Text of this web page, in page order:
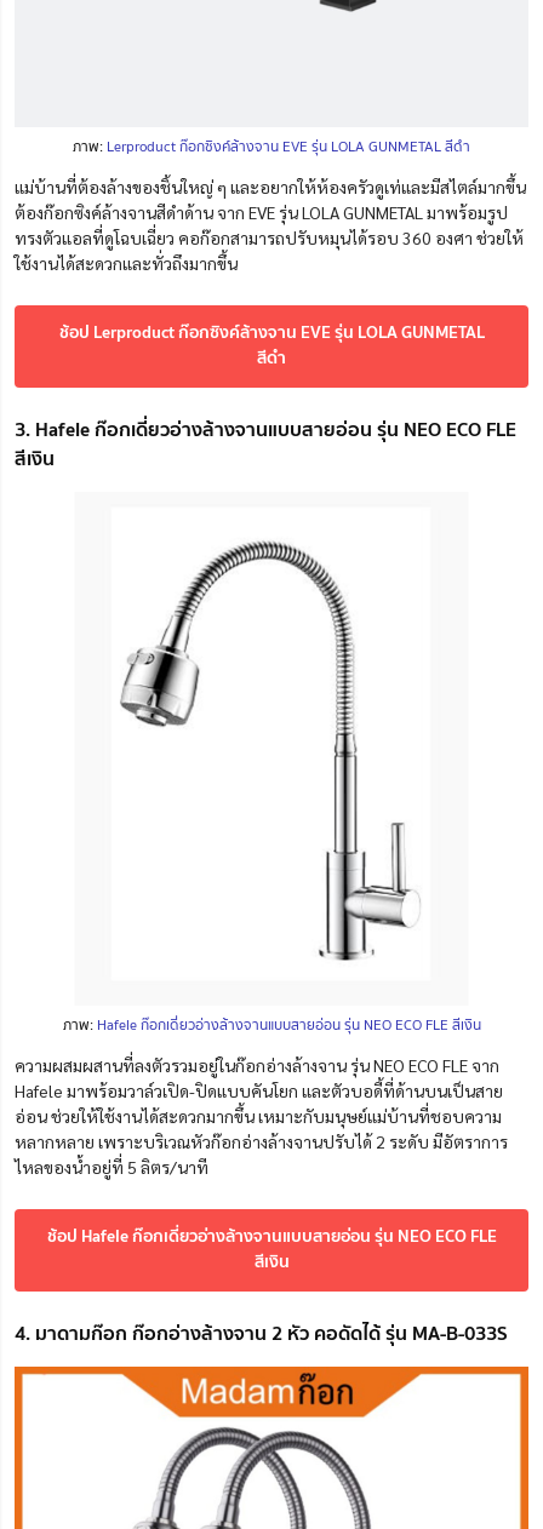
ภาพ: Lerproduct ก๊อกซิงค์ล้างจาน EVE รุ่น LOLA GUNMETAL สีดำ
แม่บ้านที่ต้องล้างของชิ้นใหญ่ ๆ และอยากให้ห้องครัวดูเท่และมีสไตล์มากขึ้น
ต้องก๊อกซิงค์ล้างจานสีดำด้าน จาก EVE รุ่น LOLA GUNMETAL มาพร้อมรูป
ทรงตัวแอลที่ดูโฉบเฉี่ยว คอก๊อกสามารถปรับหมุนได้รอบ 360 องศา ช่วยให้
ใช้งานได้สะดวกและทั่วถึงมากขึ้น
ช้อป Lerproduct ก๊อกซิงค์ล้างจาน EVE รุ่น LOLA GUNMETAL
สีดำ
3. Hafele ก๊อกเดี่ยวอ่างล้างจานแบบสายอ่อน รุ่น NEO ECO FLE
สีเงิน
ภาพ: Hafele ก๊อกเดี่ยวอ่างล้างจานแบบสายอ่อน รุ่น NEO ECO FLE สีเงิน
ความผสมผสานที่ลงตัวรวมอยู่ในก๊อกอ่างล้างจาน รุ่น NEO ECO FLE จาก
Hafele มาพร้อมวาล์วเปิด-ปิดแบบคันโยก และตัวบอดี้ที่ด้านบนเป็นสาย
อ่อน ช่วยให้ใช้งานได้สะดวกมากขึ้น เหมาะกับมนุษย์แม่บ้านที่ชอบความ
หลากหลาย เพราะบริเวณหัวก๊อกอ่างล้างจานปรับได้ 2 ระดับ มีอัตราการ
ไหลของน้ำอยู่ที่ 5 ลิตร/นาที
ช้อป Hafele ก๊อกเดี่ยวอ่างล้างจานแบบสายอ่อน รุ่น NEO ECO FLE
สีเงิน
4. มาดามก๊อก ก๊อกอ่างล้างจาน 2 หัว คอดัดได้ รุ่น MA-B-033S